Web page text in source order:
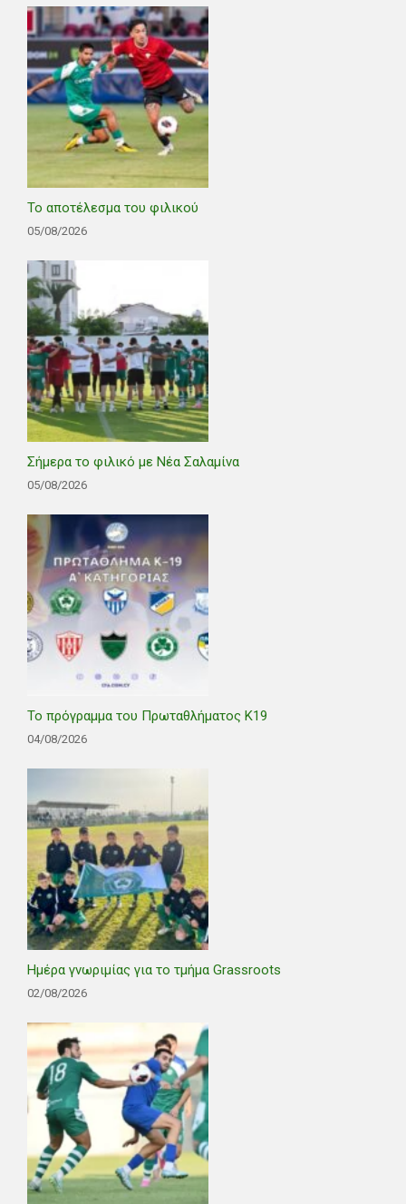
Το αποτέλεσμα του φιλικού
05/08/2026
Σήμερα το φιλικό με Νέα Σαλαμίνα
05/08/2026
Το πρόγραμμα του Πρωταθλήματος Κ19
04/08/2026
Ημέρα γνωριμίας για το τμήμα Grassroots
02/08/2026